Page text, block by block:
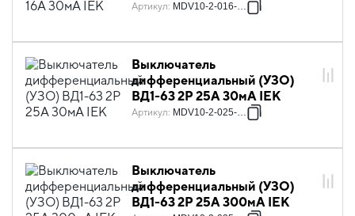
Артикул: MDV10-2-016-030
Выключатель
дифференциальный (УЗО)
ВД1-63 2Р 25А 30мА IEK
Артикул: MDV10-2-025-030
Выключатель
дифференциальный (УЗО)
ВД1-63 2Р 25А 300мА IEK